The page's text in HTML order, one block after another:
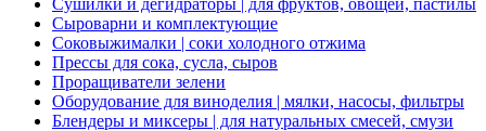
Сушилки и дегидраторы | для фруктов, овощей, пастилы
Сыроварни и комплектующие
Соковыжималки | соки холодного отжима
Прессы для сока, сусла, сыров
Проращиватели зелени
Оборудование для виноделия | мялки, насосы, фильтры
Блендеры и миксеры | для натуральных смесей, смузи